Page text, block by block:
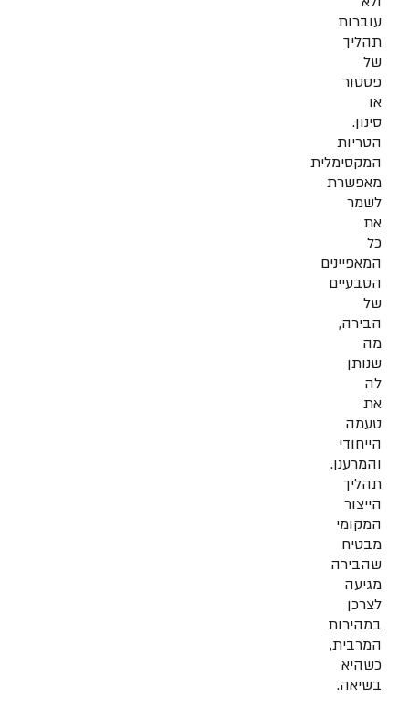
עוברות
תהליך
של
פסטור
או
סינון.
הטריות
המקסימלית
מאפשרת
לשמר
את
כל
המאפיינים
הטבעיים
של
הבירה,
מה
שנותן
לה
את
טעמה
הייחודי
והמרענן.
תהליך
הייצור
המקומי
מבטיח
שהבירה
מגיעה
לצרכן
במהירות
המרבית,
כשהיא
בשיאה.